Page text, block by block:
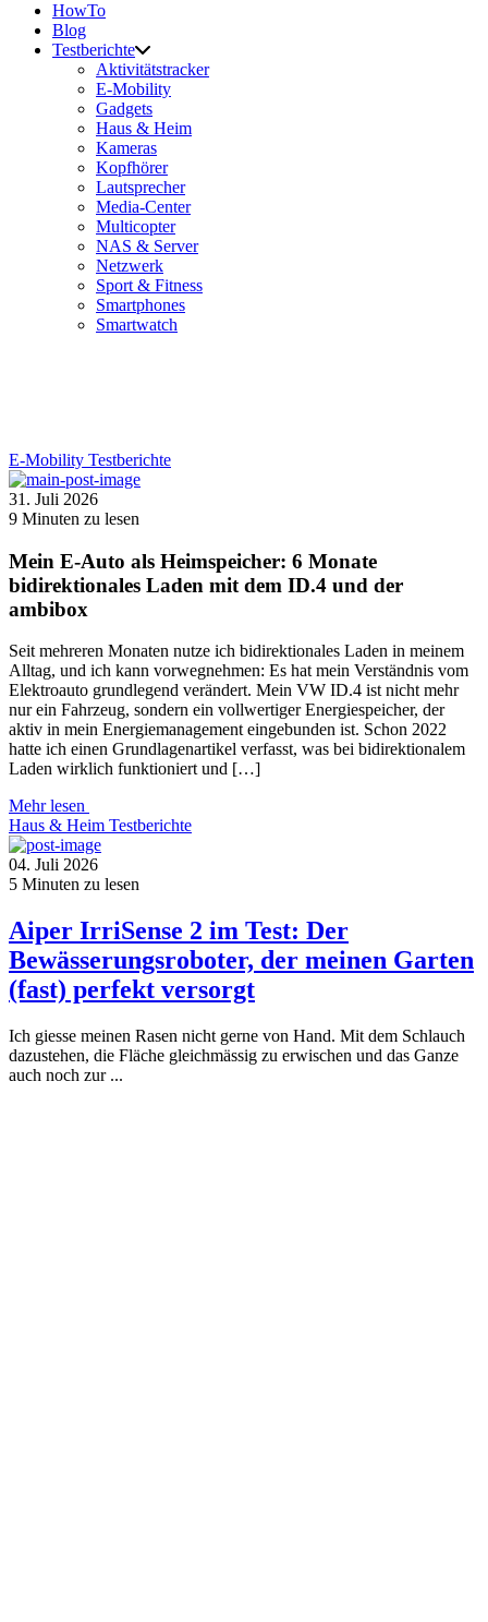
HowTo
Blog
Testberichte
Aktivitätstracker
E-Mobility
Gadgets
Haus & Heim
Kameras
Kopfhörer
Lautsprecher
Media-Center
Multicopter
NAS & Server
Netzwerk
Sport & Fitness
Smartphones
Smartwatch
E-Mobility Testberichte
31. Juli 2026
9 Minuten zu lesen
Mein E-Auto als Heimspeicher: 6 Monate
bidirektionales Laden mit dem ID.4 und der
ambibox
Seit mehreren Monaten nutze ich bidirektionales Laden in meinem
Alltag, und ich kann vorwegnehmen: Es hat mein Verständnis vom
Elektroauto grundlegend verändert. Mein VW ID.4 ist nicht mehr
nur ein Fahrzeug, sondern ein vollwertiger Energiespeicher, der
aktiv in mein Energiemanagement eingebunden ist. Schon 2022
hatte ich einen Grundlagenartikel verfasst, was bei bidirektionalem
Laden wirklich funktioniert und […]
Mehr lesen
Haus & Heim Testberichte
04. Juli 2026
5 Minuten zu lesen
Aiper IrriSense 2 im Test: Der
Bewässerungsroboter, der meinen Garten
(fast) perfekt versorgt
Ich giesse meinen Rasen nicht gerne von Hand. Mit dem Schlauch
dazustehen, die Fläche gleichmässig zu erwischen und das Ganze
auch noch zur ...